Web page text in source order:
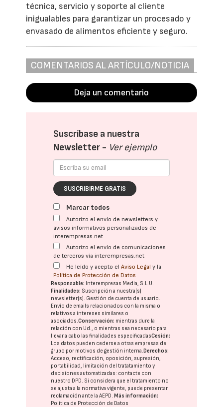
técnica, servicio y soporte al cliente
inigualables para garantizar un procesado y
envasado de alimentos eficiente y seguro.
COMENTARIOS AL ARTÍCULO/NOTICIA
Deja un comentario
Suscríbase a nuestra
Newsletter - Ver ejemplo
SUSCRIBIRME GRATIS
Marcar todos
Autorizo el envío de newsletters y
avisos informativos personalizados de
interempresas.net
Autorizo el envío de comunicaciones
de terceros vía interempresas.net
He leído y acepto elAviso Legal y la
Política de Protección de Datos
Responsable: Interempresas Media, S.L.U.
Finalidades: Suscripción a nuestra(s)
newsletter(s). Gestión de cuenta de usuario.
Envío de emails relacionados con la misma o
relativos a intereses similares o
asociados.Conservación: mientras dure la
relación con Ud., o mientras sea necesario para
llevar a cabo las finalidades especificadasCesión:
Los datos pueden cederse a otras empresas del
grupo por motivos de gestión interna.Derechos:
Acceso, rectificación, oposición, supresión,
portabilidad, limitación del tratatamiento y
decisiones automatizadas: contacte con
nuestro DPD. Si considera que el tratamiento no
se ajusta a la normativa vigente, puede presentar
reclamación ante laAEPD.Más información:
Política de Protección de Datos